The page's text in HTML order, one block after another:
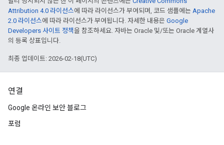
Attribution 4.0 라이선스에 따라 라이선스가 부여되며, 코드 샘플에는 Apache
2.0 라이선스에 따라 라이선스가 부여됩니다. 자세한 내용은 Google
Developers 사이트 정책을 참조하세요. 자바는 Oracle 및/또는 Oracle 계열사
의 등록 상표입니다.
최종 업데이트: 2026-02-18(UTC)
연결
Google 온라인 보안 블로그
포럼